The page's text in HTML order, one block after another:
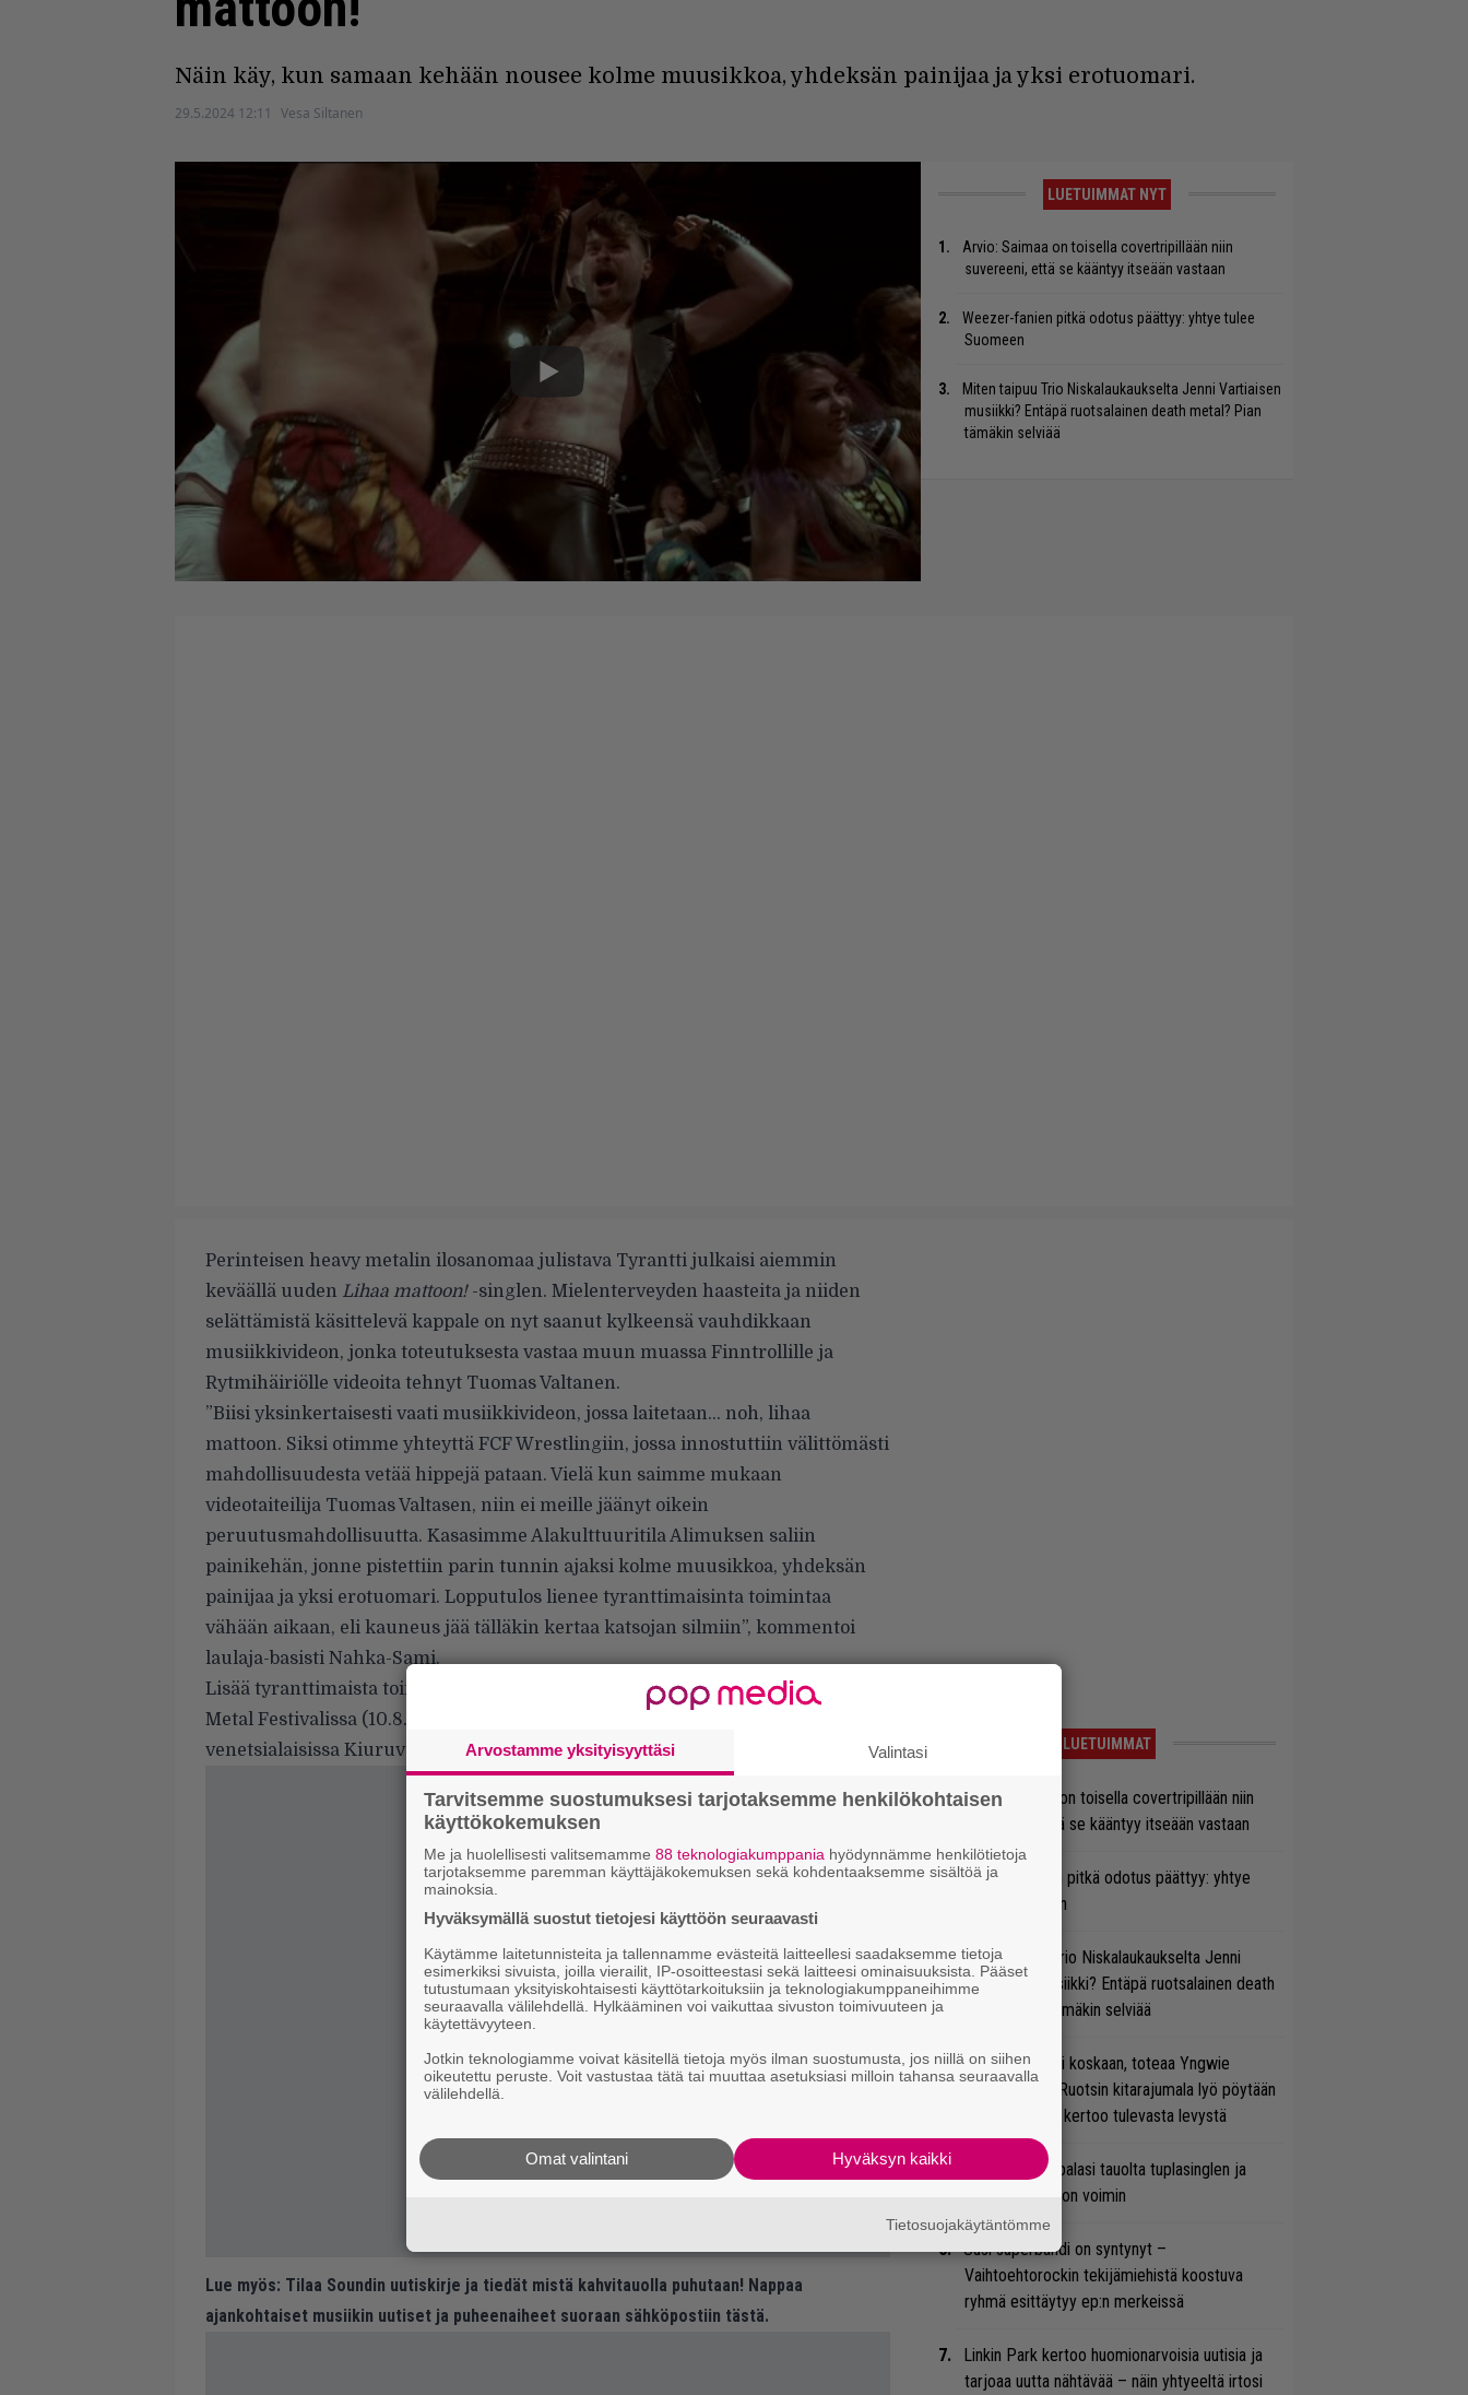
Näin käy, kun samaan kehään nousee kolme muusikkoa, yhdeksän painijaa ja yksi erotuomari.
29.5.2024 12:11 Vesa Siltanen
LUETUIMMAT NYT
Arvio: Saimaa on toisella covertripillään niin
suvereeni, että se kääntyy itseään vastaan
Weezer-fanien pitkä odotus päättyy: yhtye tulee
Suomeen
Miten taipuu Trio Niskalaukaukselta Jenni Vartiaisen
musiikki? Entäpä ruotsalainen death metal? Pian
tämäkin selviää
Perinteisen heavy metalin ilosanomaa julistava Tyrantti julkaisi aiemmin
keväällä uuden Lihaa mattoon!-singlen. Mielenterveyden haasteita ja niiden
selättämistä käsittelevä kappale on nyt saanut kylkeensä vauhdikkaan
musiikkivideon, jonka toteutuksesta vastaa muun muassa Finntrollille ja
Rytmihäiriölle videoita tehnyt Tuomas Valtanen.
”Biisi yksinkertaisesti vaati musiikkivideon, jossa laitetaan… noh, lihaa
mattoon. Siksi otimme yhteyttä FCF Wrestlingiin, jossa innostuttiin välittömästi
mahdollisuudesta vetää hippejä pataan. Vielä kun saimme mukaan
videotaiteilija Tuomas Valtasen, niin ei meille jäänyt oikein
peruutusmahdollisuutta. Kasasimme Alakulttuuritila Alimuksen saliin
painikehän, jonne pistettiin parin tunnin ajaksi kolme muusikkoa, yhdeksän
painijaa ja yksi erotuomari. Lopputulos lienee tyranttimaisinta toimintaa
vähään aikaan, eli kauneus jää tälläkin kertaa katsojan silmiin”, kommentoi
laulaja-basisti Nahka-Sami.
Lisää tyranttimaista toimintaa pääsee näkemään livenä loppukesästä Hellsinki
Metal Festivalissa (10.8.), Oulussa Toppilan klubilla (30.8.) sekä Helmen
venetsialaisissa Kiuruvedellä (31.8.).
Lue myös: Tilaa Soundin uutiskirje ja tiedät mistä kahvitauolla puhutaan! Nappaa
ajankohtaiset musiikin uutiset ja puheenaiheet suoraan sähköpostiin tästä.
LUETUIMMAT
Arvio: Saimaa on toisella covertripillään niin
suvereeni, että se kääntyy itseään vastaan
Weezer-fanien pitkä odotus päättyy: yhtye
tulee Suomeen
Miten taipuu Trio Niskalaukaukselta Jenni
Vartiaisen musiikki? Entäpä ruotsalainen death
metal? Pian tämäkin selviää
Se on nyt tai ei koskaan, toteaa Yngwie
Malmsteen – Ruotsin kitarajumala lyö pöytään
uuden biisin ja kertoo tulevasta levystä
Blind Channel palasi tauolta tuplasinglen ja
näyttävän videon voimin
Uusi superbändi on syntynyt –
Vaihtoehtorockin tekijämiehistä koostuva
ryhmä esittäytyy ep:n merkeissä
Linkin Park kertoo huomionarvoisia uutisia ja
tarjoaa uutta nähtävää – näin yhtyeeltä irtosi
Arvostamme yksityisyyttäsi Valintasi
Tarvitsemme suostumuksesi tarjotaksemme henkilökohtaisen
käyttökokemuksen
Me ja huolellisesti valitsemamme 88 teknologiakumppania hyödynnämme henkilötietoja
tarjotaksemme paremman käyttäjäkokemuksen sekä kohdentaaksemme sisältöä ja
mainoksia.
Hyväksymällä suostut tietojesi käyttöön seuraavasti
Käytämme laitetunnisteita ja tallennamme evästeitä laitteellesi saadaksemme tietoja
esimerkiksi sivuista, joilla vierailit, IP-osoitteestasi sekä laitteesi ominaisuuksista. Pääset
tutustumaan yksityiskohtaisesti käyttötarkoituksiin ja teknologiakumppaneihimme
seuraavalla välilehdellä. Hylkääminen voi vaikuttaa sivuston toimivuuteen ja
käytettävyyteen.
Jotkin teknologiamme voivat käsitellä tietoja myös ilman suostumusta, jos niillä on siihen
oikeutettu peruste. Voit vastustaa tätä tai muuttaa asetuksiasi milloin tahansa seuraavalla
välilehdellä.
Hyväksyn kaikki
Omat valintani
Tietosuojakäytäntömme